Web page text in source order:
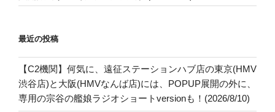
最近の投稿
【C2機関】何気に、遠征ステーションハブ店の東京(HMV
渋谷店)と大阪(HMVなんば店)には、POPUP展開の外に、
専用の宗谷の艦娘ラジオショートversionも！(2026/8/10)